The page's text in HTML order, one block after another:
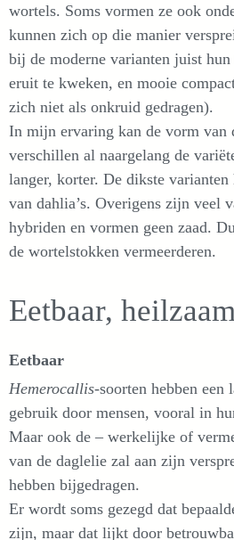
wortels. Soms vormen ze ook
kunnen zich op die manier
bij de moderne varianten juist hun
eruit te kweken, en mooie
zich niet als onkruid gedragen).
In mijn ervaring kan de vorm van
verschillen al naargelang de
langer, korter. De dikste
van dahlia’s. Overigens zijn veel
hybriden en vormen geen zaad.
de wortelstokken vermeerderen.
Eetbaar,
Eetbaar
Hemerocallis-soorten hebben een
gebruik door mensen, vooral in
Maar ook de – werkelijke of
van de daglelie zal aan zijn
hebben bijgedragen.
Er wordt soms gezegd dat
zijn, maar dat lijkt door